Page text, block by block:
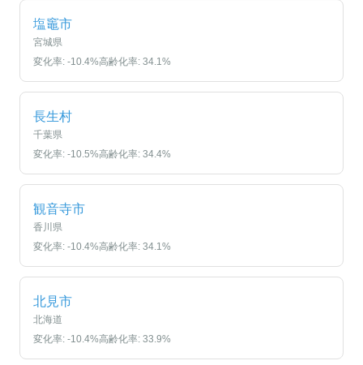
塩竈市
宮城県
変化率: -10.4%高齢化率: 34.1%
長生村
千葉県
変化率: -10.5%高齢化率: 34.4%
観音寺市
香川県
変化率: -10.4%高齢化率: 34.1%
北見市
北海道
変化率: -10.4%高齢化率: 33.9%